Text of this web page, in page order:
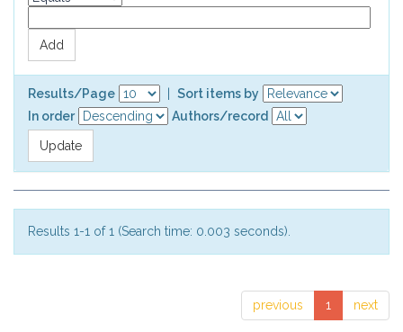
Results/Page
Sort items by
In order
Authors/record
Results 1-1 of 1 (Search time: 0.003 seconds).
previous 1 next